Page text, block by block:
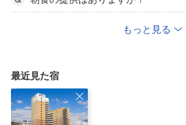
もっと見る
最近見た宿